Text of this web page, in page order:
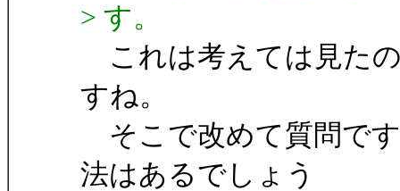
> す。
これは考えては見た
すね。
そこで改めて質問で
法はあるでしょう